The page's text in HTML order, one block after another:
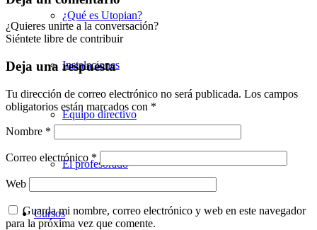
¿Qué es Utopian?
Instalaciones
Equipo directivo
El profesorado
Cursos
¿Quieres unirte a la conversación?
Siéntete libre de contribuir
Deja una respuesta
Tu dirección de correo electrónico no será publicada. Los campos
obligatorios están marcados con *
Nombre *
Correo electrónico *
Web
Guarda mi nombre, correo electrónico y web en este navegador
para la próxima vez que comente.